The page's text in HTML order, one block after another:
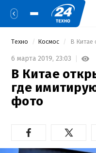
Техно Космос
6 марта 2019, 23:03
В Китае
где
фото